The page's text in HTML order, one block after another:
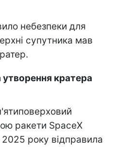
небезпеки для
супутника мав
утворення кратера
ракети SpaceX
2025 року відправила